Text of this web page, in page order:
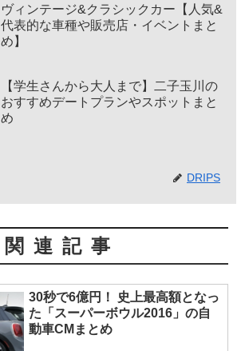
ヴィンテージ&クラシックカー【人気&
代表的な車種や販売店・イベントまと
め】
【学生さんから大人まで】二子玉川の
おすすめデートプランやスポットまと
め
DRIPS
関連記事
30秒で6億円！ 史上最高額となっ
た「スーパーボウル2016」の自
動車CMまとめ